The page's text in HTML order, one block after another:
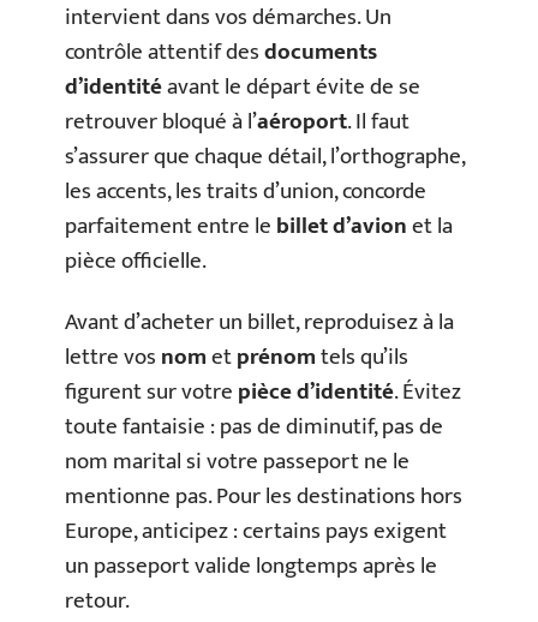
intervient dans vos démarches. Un
contrôle attentif desdocuments
d’identitéavant le départ évite de se
retrouver bloqué à l’aéroport. Il faut
s’assurer que chaque détail, l’orthographe,
les accents, les traits d’union, concorde
parfaitement entre lebillet d’avionet la
pièce officielle.
Avant d’acheter un billet, reproduisez à la
lettre vosnometprénomtels qu’ils
figurent sur votrepièce d’identité. Évitez
toute fantaisie : pas de diminutif, pas de
nom marital si votre passeport ne le
mentionne pas. Pour les destinations hors
Europe, anticipez : certains pays exigent
un passeport valide longtemps après le
retour.